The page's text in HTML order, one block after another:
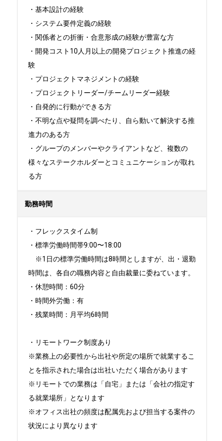
・基本設計の経験
・システム要件定義の経験
・関係者との折衝・合意形成の経験が豊富な方
・開発コスト10人月以上の開発プロジェクト推進の経
験
・プロジェクトマネジメントの経験
・プロジェクトリーダー/チームリーダー経験
・自発的に行動ができる方
・不明な点や疑問を調べたり、自ら動いて解決する推
進力のある方
・グループのメンバーやクライアントなど、複数の
様々なステークホルダーとコミュニケーションが取れ
る方
勤務時間
・フレックスタイム制
・標準労働時間帯9:00〜18:00
※1日の標準労働時間は8時間としますが、出・退勤
時間は、各自の職務内容と自由裁量に委ねています。
・休憩時間：60分
・時間外労働：有
・残業時間：月平均6時間
・リモートワーク制度あり
※業務上の必要性から出社や所定の場所で就業するこ
とを指示された場合は出社いただく場合があります
※リモートでの業務は「自宅」または「会社の指定す
る就業場所」となります
※オフィス出社の頻度は配属先および担当する案件の
状況により異なります